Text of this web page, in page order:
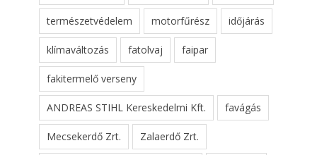
természetvédelem motorfűrész időjárás
klímaváltozás fatolvaj faipar
fakitermelő verseny
ANDREAS STIHL Kereskedelmi Kft. favágás
Mecsekerdő Zrt. Zalaerdő Zrt.